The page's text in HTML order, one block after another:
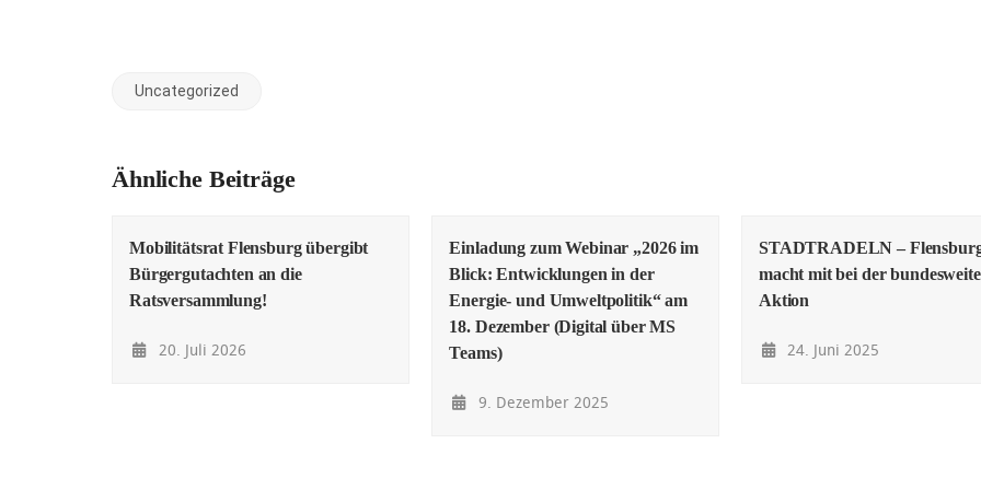
Uncategorized
Ähnliche Beiträge
Mobilitätsrat Flensburg übergibt
Bürgergutachten an die
Ratsversammlung!
20. Juli 2026
Einladung zum Webinar „2026 im
Blick: Entwicklungen in der
Energie- und Umweltpolitik“ am
18. Dezember (Digital über MS
Teams)
9. Dezember 2025
STADTRADELN –
macht mit bei der
Aktion
24. Juni 2025